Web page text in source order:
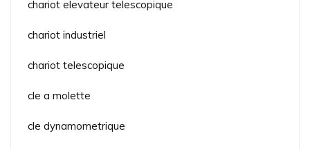
chariot elevateur telescopique
chariot industriel
chariot telescopique
cle a molette
cle dynamometrique